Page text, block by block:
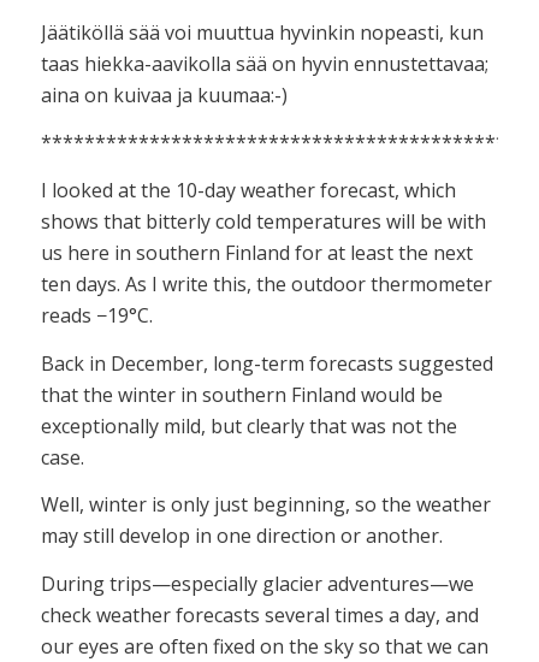
Jäätiköllä sää voi muuttua hyvinkin nopeasti, kun
taas hiekka-aavikolla sää on hyvin ennustettavaa;
aina on kuivaa ja kuumaa:-)
I looked at the 10-day weather forecast, which
shows that bitterly cold temperatures will be with
us here in southern Finland for at least the next
ten days. As I write this, the outdoor thermometer
reads −19°C.
Back in December, long-term forecasts suggested
that the winter in southern Finland would be
exceptionally mild, but clearly that was not the
case.
Well, winter is only just beginning, so the weather
may still develop in one direction or another.
During trips—especially glacier adventures—we
check weather forecasts several times a day, and
our eyes are often fixed on the sky so that we can